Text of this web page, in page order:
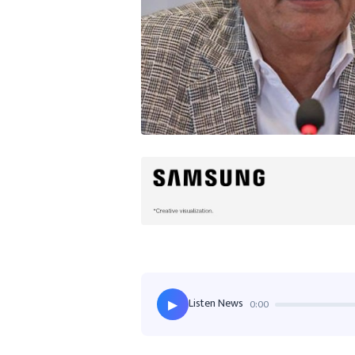
▶ Listen News 0:00